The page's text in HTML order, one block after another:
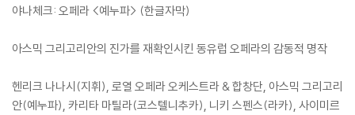
야나체크: 오페라 <예누파> (한글자막)
아스믹 그리고리안의 진가를 재확인시킨 동유럽 오페라의 감동적 명작
헨리크 나나시(지휘), 로열 오페라 오케스트라 & 합창단, 아스믹 그리고리
안(예누파), 카리타 마틸라(코스텔니추카), 니키 스펜스(라카), 사이미르